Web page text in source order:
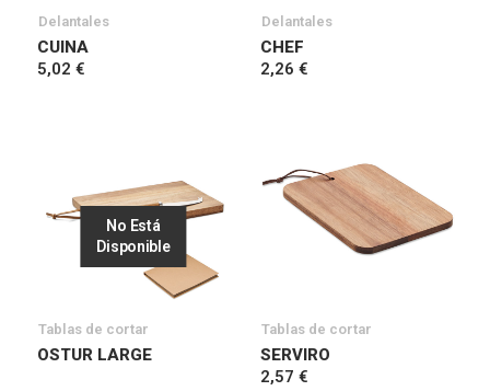
Delantales
CUINA
5,02 €
Delantales
CHEF
2,26 €
No Está
Disponible
Tablas de cortar
OSTUR LARGE
Tablas de cortar
SERVIRO
2,57 €